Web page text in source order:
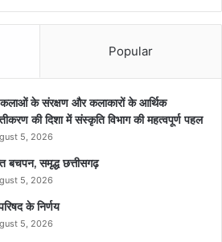
Popular
के संरक्षण और कलाकारों के आर्थिक
की दिशा में संस्कृति विभाग की महत्वपूर्ण पहल
5, 2026
बचपन, समृद्ध छत्तीसगढ़
5, 2026
के निर्णय
5, 2026